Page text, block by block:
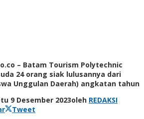
– Batam Tourism Polytechnic
24 orang siak lulusannya dari
Unggulan Daerah) angkatan tahun
9 Desember 2023oleh REDAKSI
Tweet